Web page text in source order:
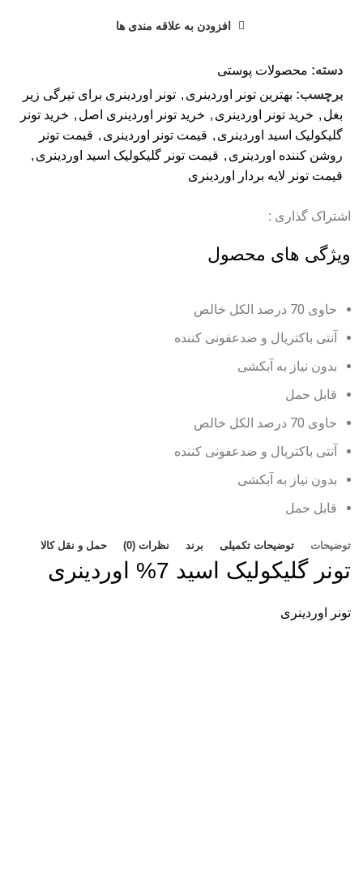
افزودن به علاقه مندی ها
دسته: محصولات پوستی
برچسب: بهترین تونر اوردینری , تونر اوردینری برای تیرگی زیر
بغل , خرید تونر اوردینری , خرید تونر اوردینری اصل , خرید تونر
گلیکولیک اسید اوردینری , قیمت تونر اوردینری , قیمت تونر
روشن کننده اوردینری , قیمت تونر گلیکولیک اسید اوردینری ,
قیمت تونر لایه بردار اوردینری
اشتراک گذاری :
ویژگی های محصول
حاوی 70 درصد الکل خالص
آنتی باکتریال و ضدعفونی کننده
بدون نیاز به آبکشی
قابل حمل
حاوی 70 درصد الکل خالص
آنتی باکتریال و ضدعفونی کننده
بدون نیاز به آبکشی
قابل حمل
توضیحات توضیحات تکمیلی برند نظرات (0) حمل و نقل کالا
تونر گلیکولیک اسید
تونر اوردینری